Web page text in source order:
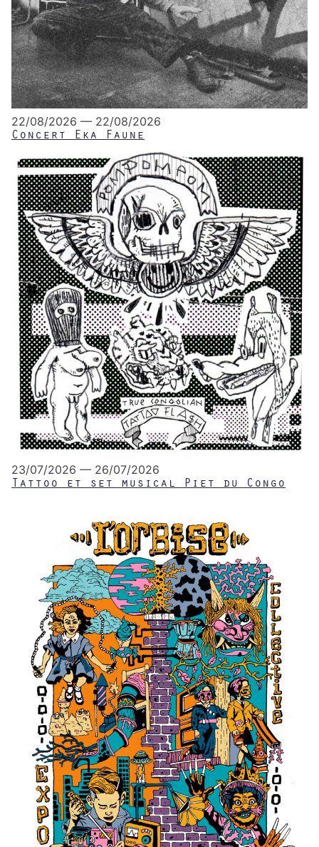
22/08/2026 — 22/08/2026
Concert Eka Faune
23/07/2026 — 26/07/2026
Tattoo et set musical Piet du Congo